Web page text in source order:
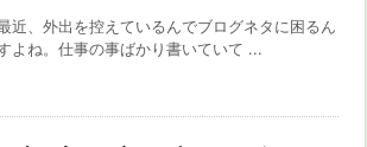
近、外出を控えているんでブログネタに困るん
よね。仕事の事ばかり書いていて ...